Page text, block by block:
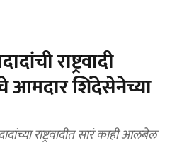
राष्ट्रवादी
आमदार शिंदेसेनेच्या
राष्ट्रवादीत सारं काही आलबेल